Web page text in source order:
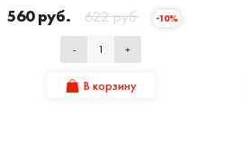
560 руб. 622 руб. -10%
- +
В корзину